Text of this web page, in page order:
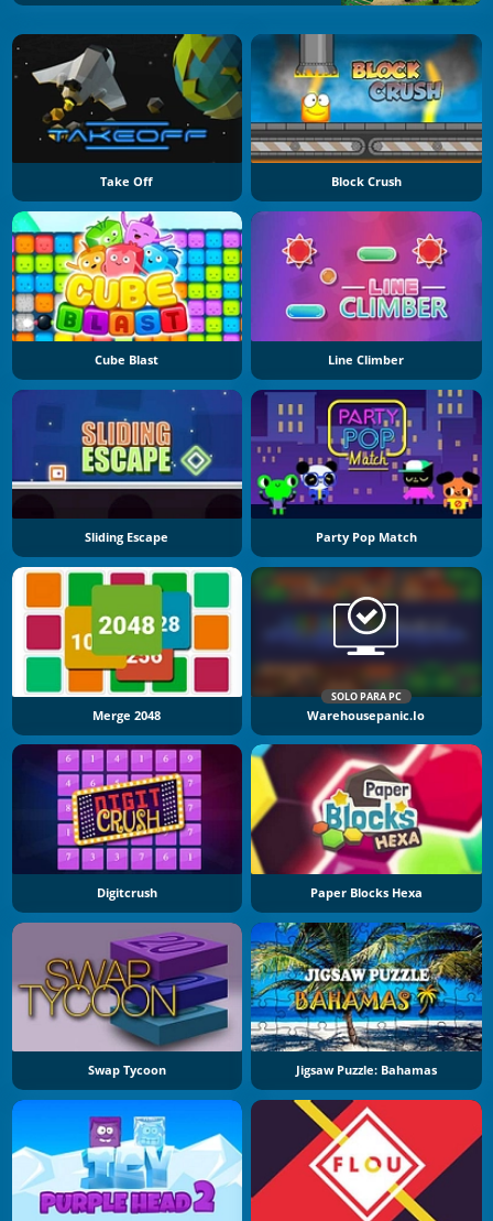
Take Off Block Crush
Cube Blast Line Climber
Sliding Escape Party Pop Match
Merge 2048
SOLO PARA PC
Warehousepanic.io
Digitcrush Paper Blocks Hexa
Swap Tycoon Jigsaw Puzzle: Bahamas